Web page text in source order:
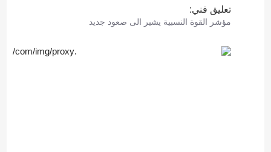
تعليق فني:
مؤشر القوة النسبية يشير الى صعود جديد